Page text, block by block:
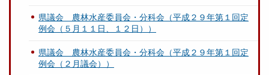
県議会 農林水産委員会・分科会（平成２９年第１回定
例会（５月１１日、１２日））
県議会 農林水産委員会・分科会（平成２９年第１回定
例会（２月議会））